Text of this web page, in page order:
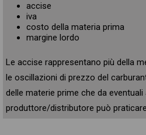
accise
iva
costo della materia prima
margine lordo
Le accise rappresentano più della
le oscillazioni di prezzo del
delle materie prime che da eventuali
produttore/distributore può